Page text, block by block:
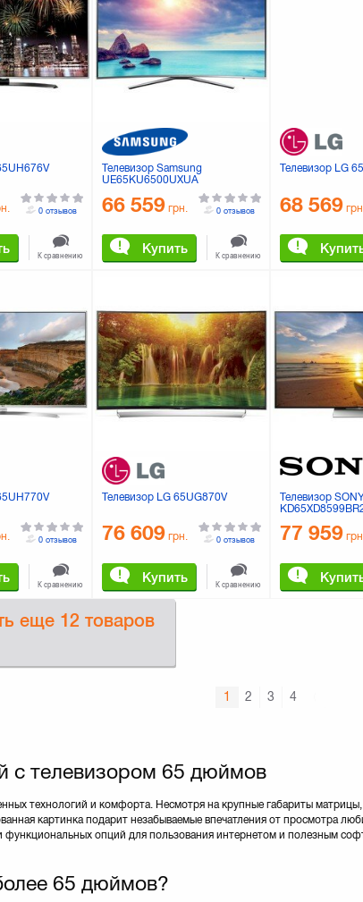
0 отзывов
К сравнению
Телевизор Samsung
UE65KU6500UXUA
66 559 грн.
Купить
0 отзывов
К сравнению
Телевизор LG
68 569 грн.
0 отзывов
К сравнению
Телевизор LG 65UG870V
76 609 грн.
Купить
0 отзывов
К сравнению
Телевизор
77 959
еще 12 товаров
1 2 3 4
с телевизором 65 дюймов
технологий и комфорта. Несмотря на крупные габариты матрицы,
картинка подарит незабываемые впечатления от просмотра
опций для пользования интернетом и полезным
65 дюймов?